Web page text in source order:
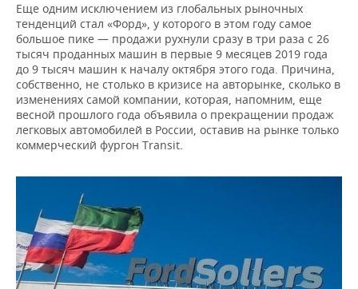
Еще одним исключением из глобальных рыночных
тенденций стал «Форд», у которого в этом году самое
большое пике — продажи рухнули сразу в три раза с 26
тысяч проданных машин в первые 9 месяцев 2019 года
до 9 тысяч машин к началу октября этого года. Причина,
собственно, не столько в кризисе на авторынке, сколько в
изменениях самой компании, которая, напомним, еще
весной прошлого года объявила о прекращении продаж
легковых автомобилей в России, оставив на рынке только
коммерческий фургон Transit.